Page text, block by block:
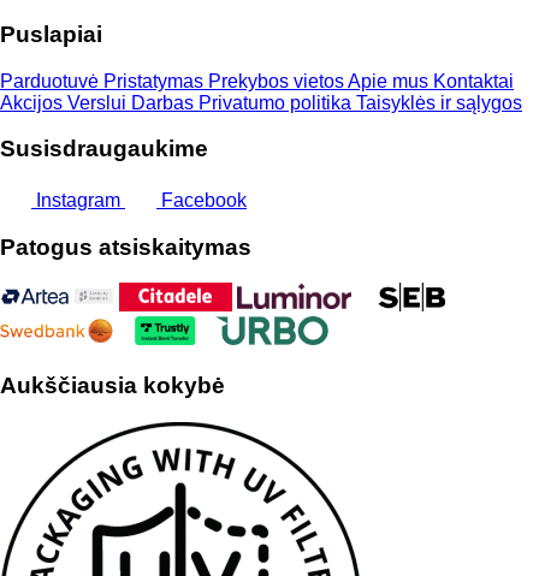
Puslapiai
Parduotuvė Pristatymas Prekybos vietosApie mus Kontaktai
Akcijos Verslui Darbas Privatumo politika Taisyklės ir sąlygos
Susisdraugaukime
Instagram Facebook
Patogus atsiskaitymas
Aukščiausia kokybė